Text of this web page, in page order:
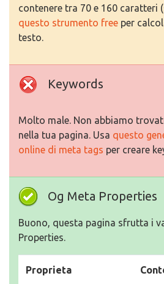
contenere tra 70 e 160 caratteri
questo strumento free per
testo.
Keywords
Molto male. Non abbiamo
nella tua pagina. Usa questo
online di meta tags per creare
Og Meta Properties
Buono, questa pagina sfrutta i
Properties.
Proprieta